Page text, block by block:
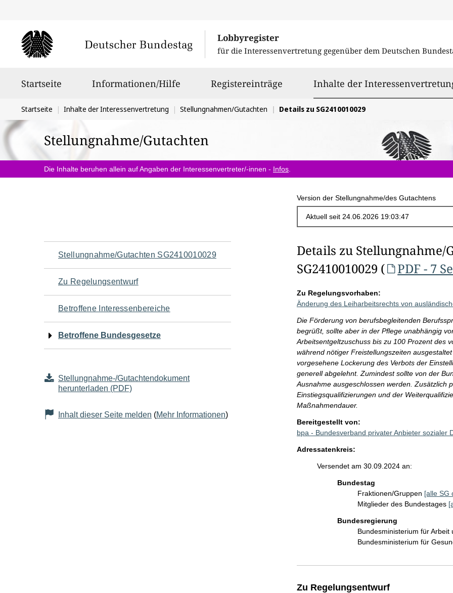
Lobbyregister
für die Interessenvertretung gegenüber dem Deutschen
Startseite Informationen/Hilfe Registereinträge Inhalte der
Sie
befinden
sich
hier:
Startseite Inhalte der Interessenvertretung Stellungnahmen/Gutachten Details zu SG2410010029
Stellungnahme/Gutachten
Die Inhalte beruhen allein auf Angaben der Interessenvertreter/-innen - Infos
Version der Stellungnahme/des Gutachtens
Navigation
für
den
Seiteninhalt
Stellungnahme/Gutachten SG2410010029
Zu Regelungsentwurf
Betroffene Interessenbereiche
Betroffene Bundesgesetze
Stellungnahme-/Gutachtendokument
herunterladen (PDF)
Inhalt dieser Seite melden (Mehr Informationen)
Details zu Stellungnahme/
SG2410010029 (
PDF - 7
Zu Regelungsvorhaben:
Änderung des Leiharbeitsrechts von
Die Förderung von berufsbegleitenden
begrüßt, sollte aber in der Pflege unabhängig
Arbeitsentgeltzuschuss bis zu 100 Prozent des
während nötiger Freistellungszeiten
vorgesehene Lockerung des Verbots der
generell abgelehnt. Zumindest sollte von der
Ausnahme ausgeschlossen werden. Zusätzlich
Einstiegsqualifizierungen und der
Maßnahmendauer.
Bereitgestellt von:
bpa - Bundesverband privater Anbieter sozialer
Adressatenkreis:
Versendet am 30.09.2024 an:
Bundestag
Fraktionen/Gruppen [alle SG
Mitglieder des Bundestages
Bundesregierung
Bundesministerium für
Bundesministerium für
Zu Regelungsentwurf